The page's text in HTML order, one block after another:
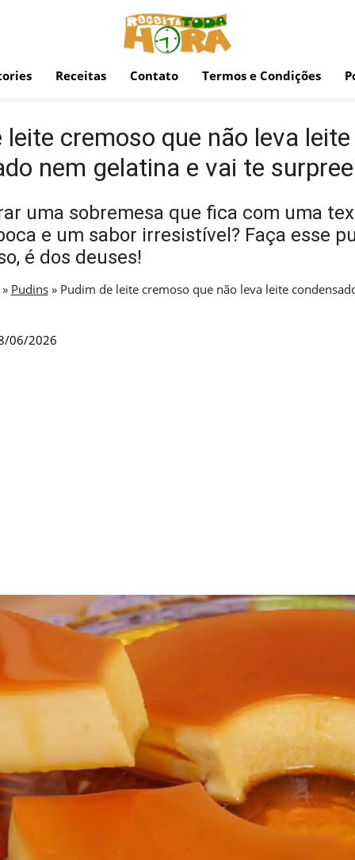
Receitas Contato Termos e Condições
leite cremoso que não leva leite
nem gelatina e vai te
uma sobremesa que fica com uma
e um sabor irresistível? Faça esse
é dos deuses!
Pudins» Pudim de leite cremoso que não leva leite
06/2026